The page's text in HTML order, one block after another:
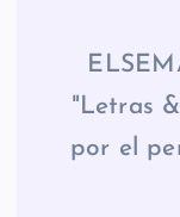
"Letras
por el